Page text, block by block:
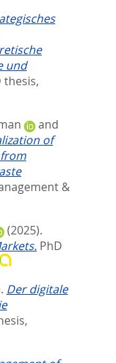
und
thesis,
and
of
&
(2025).
PhD
Der digitale